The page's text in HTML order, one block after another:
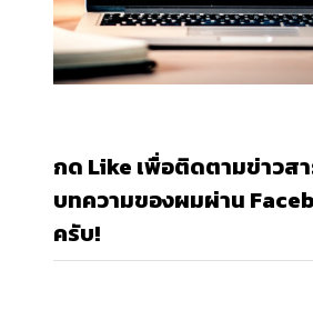
กด Like เพื่อติดตามข่าวส
บทความของผมผ่าน
ครับ!